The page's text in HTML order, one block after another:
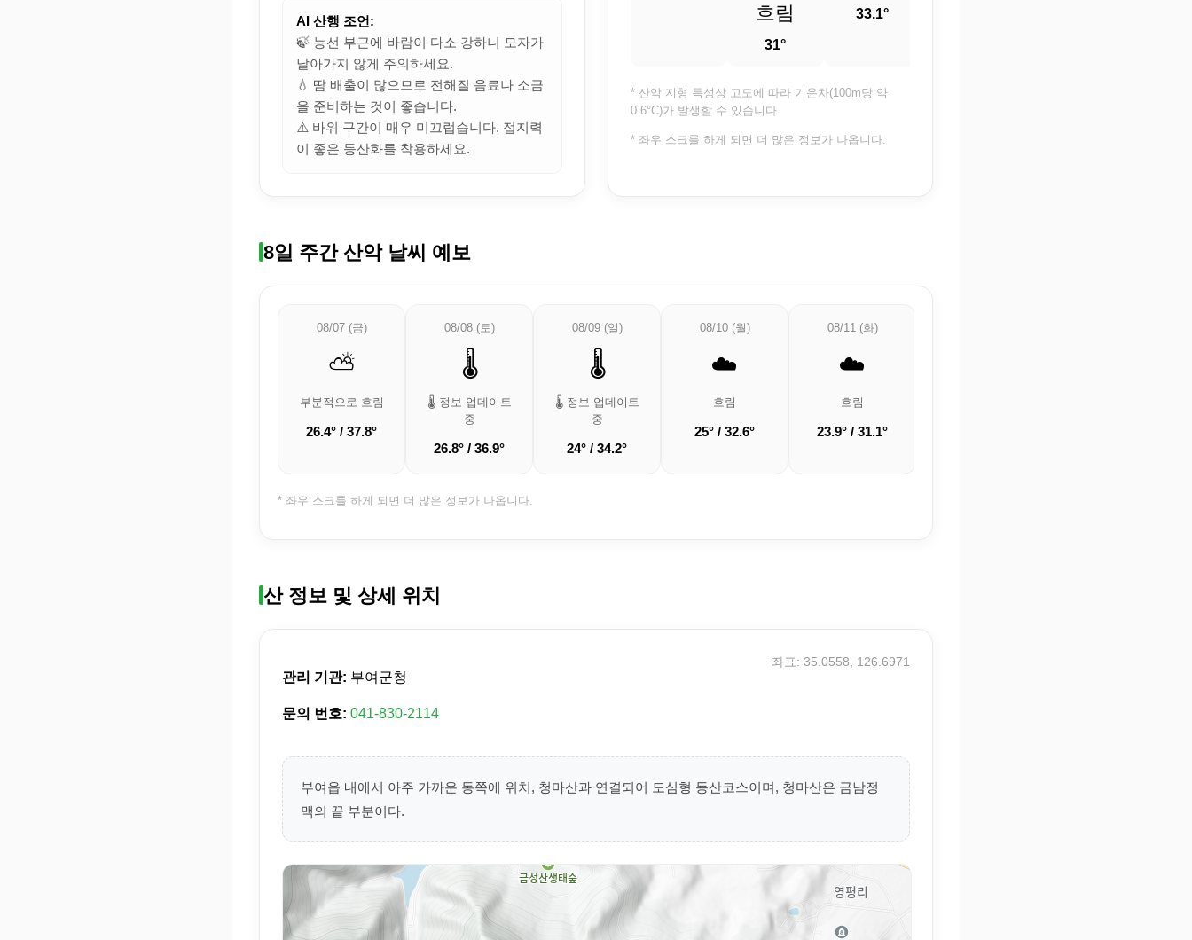
AI 산행 조언:
🍃 능선 부근에 바람이 다소 강하니 모자가
날아가지 않게 주의하세요.
💧 땀 배출이 많으므로 전해질 음료나 소금
을 준비하는 것이 좋습니다.
⚠️ 바위 구간이 매우 미끄럽습니다. 접지력
이 좋은 등산화를 착용하세요.
흐림
31°
33.1°
* 산악 지형 특성상 고도에 따라 기온차(100m당 약
0.6°C)가 발생할 수 있습니다.
* 좌우 스크롤 하게 되면 더 많은 정보가 나옵니다.
8일 주간 산악 날씨 예보
08/07 (금)
⛅
부분적으로 흐림
26.4° / 37.8°
08/08 (토)
🌡️
🌡️ 정보 업데이트
중
26.8° / 36.9°
08/09 (일)
🌡️
🌡️ 정보 업데이트
중
24° / 34.2°
08/10 (월)
☁️
흐림
25° / 32.6°
08/11 (화)
☁️
흐림
23.9° / 31.1°
* 좌우 스크롤 하게 되면 더 많은 정보가 나옵니다.
산 정보 및 상세 위치
관리 기관: 부여군청
문의 번호: 041-830-2114
좌표: 35.0558, 126.6971
부여읍 내에서 아주 가까운 동쪽에 위치, 청마산과 연결되어 도심형 등산코스이며, 청마산은 금남정
맥의 끝 부분이다.